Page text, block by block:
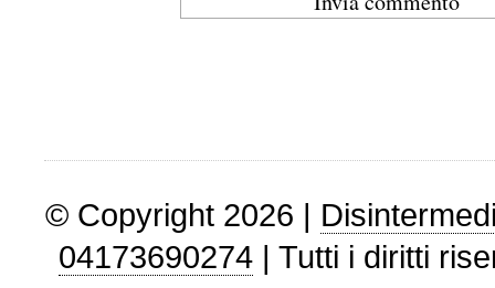
© Copyright 2026 |
04173690274| Tutti i diritti